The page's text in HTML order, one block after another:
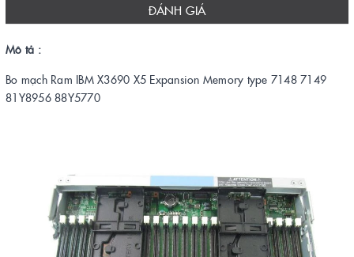
ĐÁNH GIÁ
Mô tả :
Bo mạch Ram IBM X3690 X5 Expansion Memory type 7148 7149
81Y8956 88Y5770